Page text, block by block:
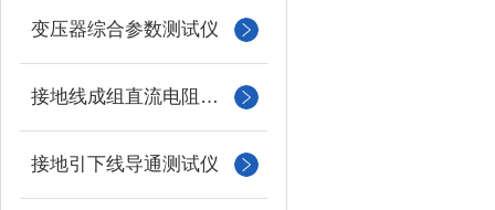
变压器综合参数测试仪
接地线成组直流电阻测试仪
接地引下线导通测试仪